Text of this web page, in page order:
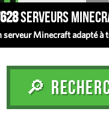
serveurs
Minecraft adapté à
🔎